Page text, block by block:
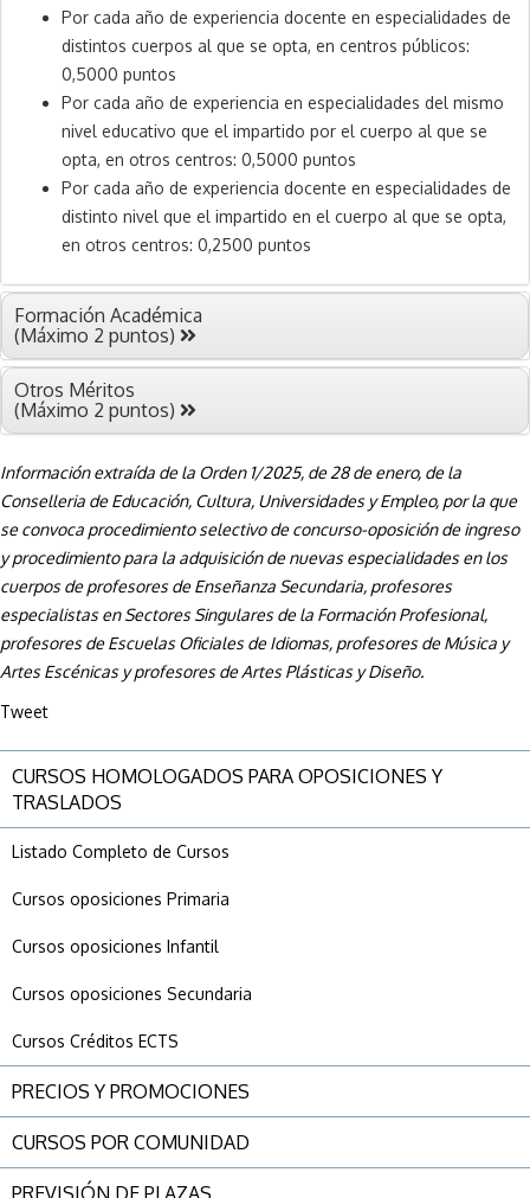
CURSOS HOMOLOGADOS PARA OPOSICIONES Y
TRASLADOS
Listado Completo de Cursos
Cursos oposiciones Primaria
Cursos oposiciones Infantil
Cursos oposiciones Secundaria
Cursos Créditos ECTS
PRECIOS Y PROMOCIONES
CURSOS POR COMUNIDAD
PREVISIÓN DE PLAZAS
Por cada año de experiencia docente en especialidades de
distintos cuerpos al que se opta, en centros públicos:
0,5000 puntos
Por cada año de experiencia en especialidades del mismo
nivel educativo que el impartido por el cuerpo al que se
opta, en otros centros: 0,5000 puntos
Por cada año de experiencia docente en especialidades de
distinto nivel que el impartido en el cuerpo al que se opta,
en otros centros: 0,2500 puntos
Formación Académica
(Máximo 2 puntos)
Otros Méritos
(Máximo 2 puntos)
Información extraída de la Orden 1/2025, de 28 de enero, de la
Conselleria de Educación, Cultura, Universidades y Empleo, por la que
se convoca procedimiento selectivo de concurso-oposición de ingreso
y procedimiento para la adquisición de nuevas especialidades en los
cuerpos de profesores de Enseñanza Secundaria, profesores
especialistas en Sectores Singulares de la Formación Profesional,
profesores de Escuelas Oficiales de Idiomas, profesores de Música y
Artes Escénicas y profesores de Artes Plásticas y Diseño.
Tweet